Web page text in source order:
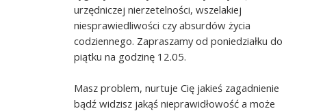
urzędniczej nierzetelności, wszelakiej
niesprawiedliwości czy absurdów życia
codziennego. Zapraszamy od poniedziałku do
piątku na godzinę 12.05.
Masz problem, nurtuje Cię jakieś zagadnienie
bądź widzisz jakąś nieprawidłowość a może